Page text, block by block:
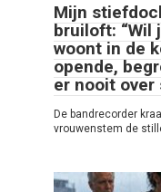
Mijn
bruiloft: “Wil
woont in de
opende,
er nooit over
De bandrecorder
vrouwenstem de